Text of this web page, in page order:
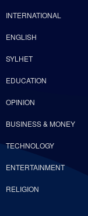
INTERNATIONAL
ENGLISH
SYLHET
EDUCATION
OPINION
BUSINESS & MONEY
TECHNOLOGY
ENTERTAINMENT
RELIGION